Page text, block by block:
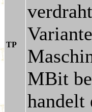
TP
MBit
handelt